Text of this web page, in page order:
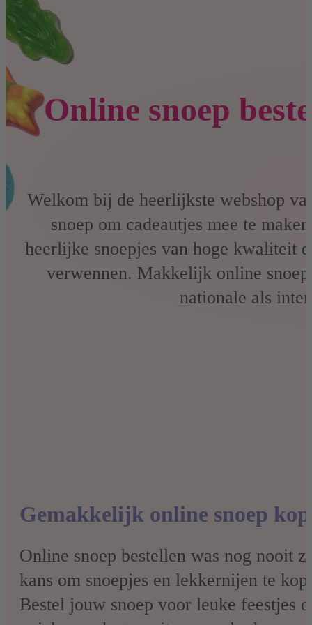
Online snoep
Welkom bij de heerlijkste webshop
snoep om cadeautjes mee te
heerlijke snoepjes van hoge kwaliteit
verwennen. Makkelijk online
nationale als
Gemakkelijk online snoep
Online snoep bestellen was nog nooit
kans om snoepjes en lekkernijen te
Bestel jouw snoep voor leuke feestjes